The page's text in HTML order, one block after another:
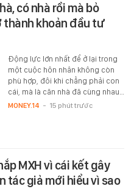
có nhà rồi mà bỏ
thành khoản đầu tư
Động lực lớn nhất để ở lại trong
một cuộc hôn nhân không còn
phù hợp, đôi khi chẳng phải con
cái, mà là căn nhà đã cùng nhau…
MONEY.14 - 15 phút trước
MXH vì cái kết gây
tác giả mới hiểu vì sao